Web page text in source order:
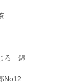
ろ 錦
No12